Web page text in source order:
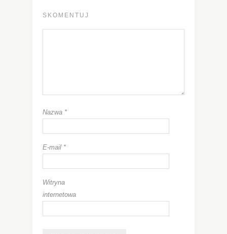
SKOMENTUJ
Nazwa *
E-mail *
Witryna
internetowa